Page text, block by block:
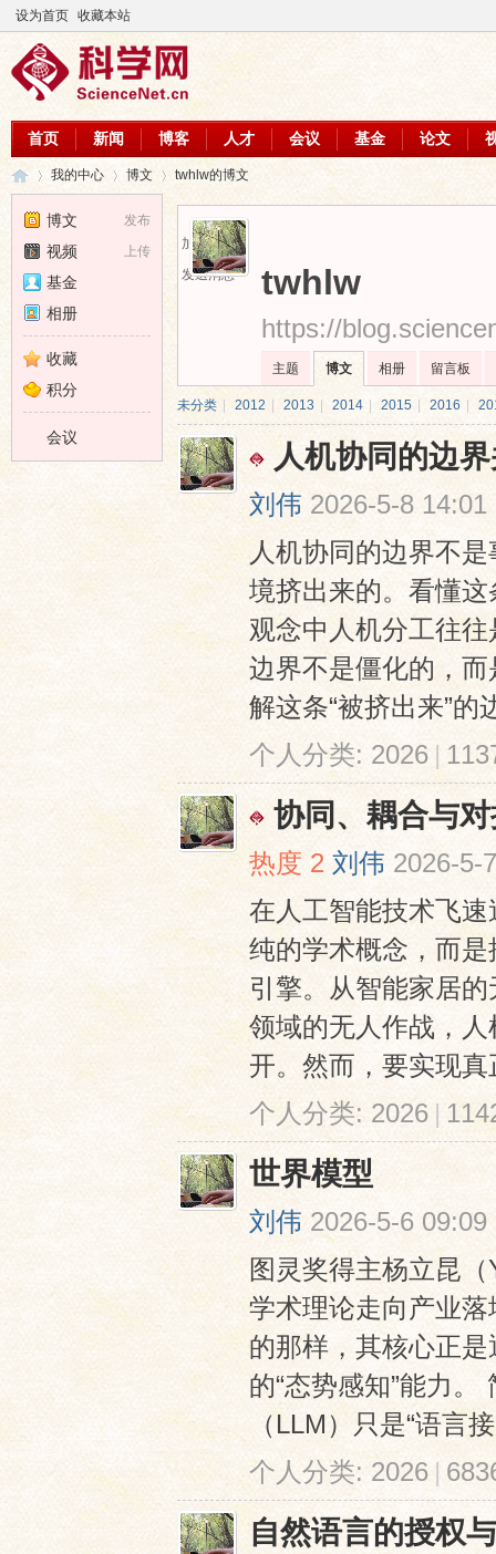
设为首页 收藏本站
首页 新闻 博客 人才 会议 基金 论文
›
我的中心 博文 twhlw的博文
加为好友
发送消息
twhlw
https://
主题 博文 相册 留言板
未分类 2012 2013 2014 2015 2016
人机协同的边
刘伟 2026-5-8 14:01
人机协同的边界不
境挤出来的。看懂
观念中人机分工往
边界不是僵化的，
解这条“被挤出来”的
个人分类: 2026 |
协同、耦合与
热度 2 刘伟 2026-5-
在人工智能技术飞
纯的学术概念，而
引擎。从智能家居
领域的无人作战，
开。然而，要实现真
个人分类: 2026 |
世界模型
刘伟 2026-5-6 09:09
图灵奖得主杨立昆（
学术理论走向产业
的那样，其核心正
的“态势感知”能力
（LLM）只是“语言
个人分类:2026 |
自然语言的授权
发布
博文
上传
视频
基金
相册
收藏
积分
会议